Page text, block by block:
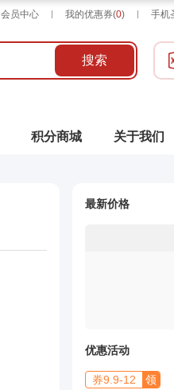
会员中心 我的优惠券(0) 手机
搜索
积分商城 关于我们
最新价格
优惠活动
券9.9-12 领